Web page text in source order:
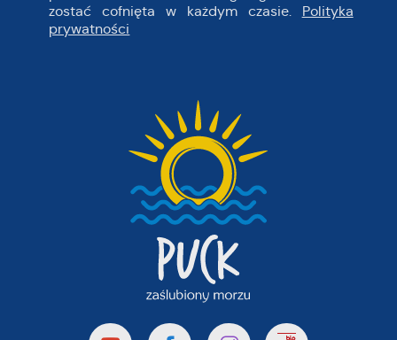
zostać cofnięta w każdym czasie. Polityka
prywatności